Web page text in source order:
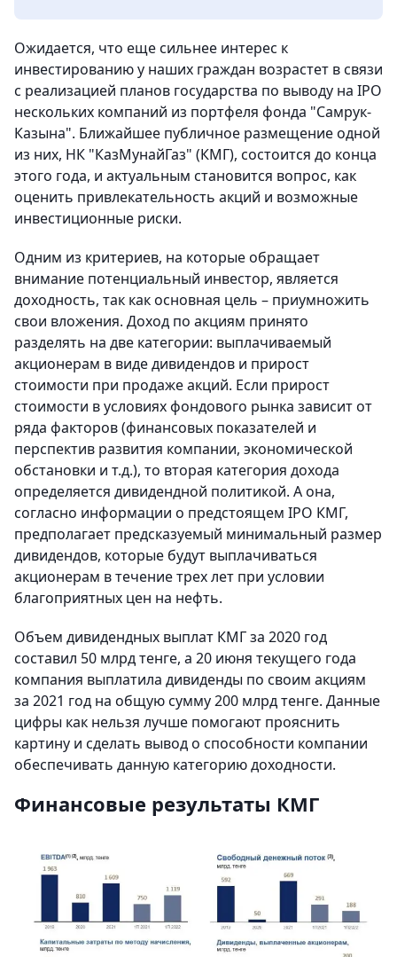
Ожидается, что еще сильнее интерес к
инвестированию у наших граждан возрастет в связи
с реализацией планов государства по выводу на IPO
нескольких компаний из портфеля фонда "Самрук-
Казына". Ближайшее публичное размещение одной
из них, НК "КазМунайГаз" (КМГ), состоится до конца
этого года, и актуальным становится вопрос, как
оценить привлекательность акций и возможные
инвестиционные риски.
Одним из критериев, на которые обращает
внимание потенциальный инвестор, является
доходность, так как основная цель – приумножить
свои вложения. Доход по акциям принято
разделять на две категории: выплачиваемый
акционерам в виде дивидендов и прирост
стоимости при продаже акций. Если прирост
стоимости в условиях фондового рынка зависит от
ряда факторов (финансовых показателей и
перспектив развития компании, экономической
обстановки и т.д.), то вторая категория дохода
определяется дивидендной политикой. А она,
согласно информации о предстоящем IPO КМГ,
предполагает предсказуемый минимальный размер
дивидендов, которые будут выплачиваться
акционерам в течение трех лет при условии
благоприятных цен на нефть.
Объем дивидендных выплат КМГ за 2020 год
составил 50 млрд тенге, а 20 июня текущего года
компания выплатила дивиденды по своим акциям
за 2021 год на общую сумму 200 млрд тенге. Данные
цифры как нельзя лучше помогают прояснить
картину и сделать вывод о способности компании
обеспечивать данную категорию доходности.
Финансовые результаты КМГ